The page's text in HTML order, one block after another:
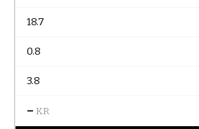
18.7
0.8
3.8
– KR